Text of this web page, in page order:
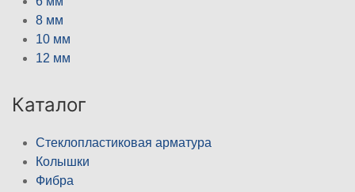
8 мм
10 мм
12 мм
Каталог
Стеклопластиковая арматура
Колышки
Фибра